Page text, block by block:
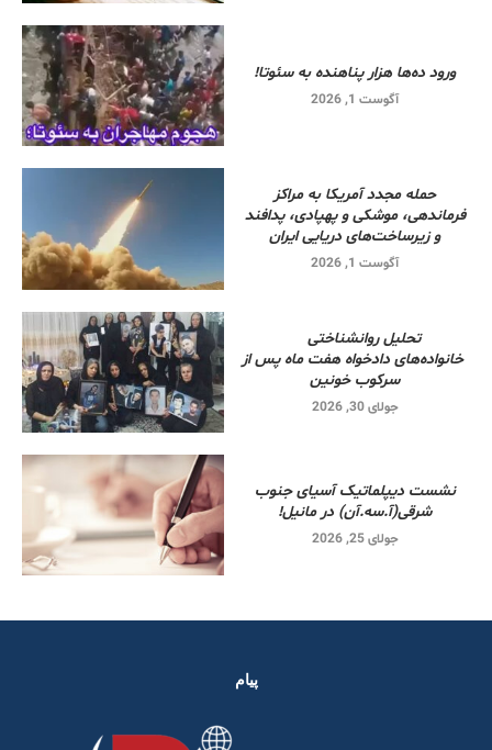
ورود ده‌ها هزار پناهنده به سئوتا!
آگوست 1, 2026
حمله مجدد آمریکا به مراکز
فرماندهی، موشکی و پهپادی، پدافند
و زیرساخت‌های دریایی ایران
آگوست 1, 2026
تحلیل روانشناختی
خانواده‌های دادخواه هفت ماه پس از
سرکوب خونین
جولای 30, 2026
نشست دیپلماتیک آسیای جنوب
شرقی‌(آ.سه.آن) در مانیل!
جولای 25, 2026
پیام